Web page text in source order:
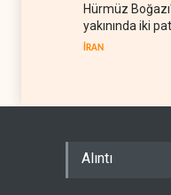
Hürmüz
yakınında iki
İRAN
Alıntı